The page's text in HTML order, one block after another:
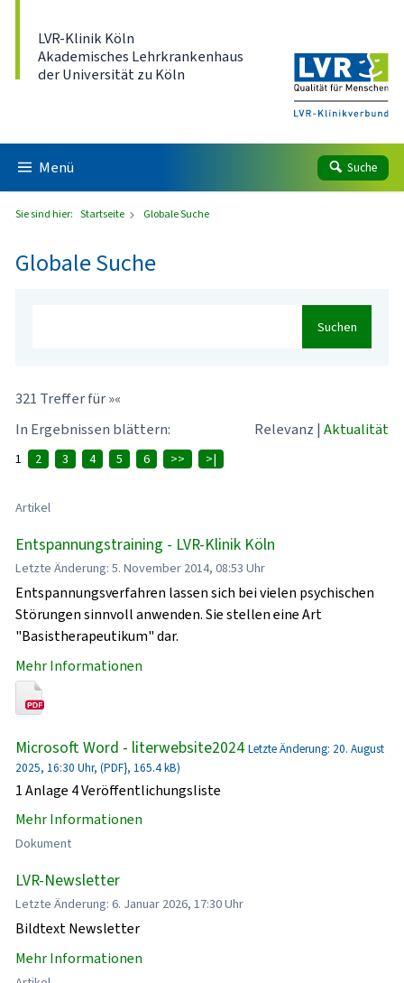
LVR-Klinik Köln
Akademisches Lehrkrankenhaus
der Universität zu Köln
Menü Suche
Sie sind hier: Startseite Globale Suche
Globale Suche
Suchen
321 Treffer für »«
In Ergebnissen blättern:
Relevanz | Aktualität
1 2 3 4 5 6 >> >|
Artikel
Entspannungstraining - LVR-Klinik Köln
Letzte Änderung: 5. November 2014, 08:53 Uhr
Entspannungsverfahren lassen sich bei vielen psychischen
Störungen sinnvoll anwenden. Sie stellen eine Art
"Basistherapeutikum" dar.
Mehr Informationen
Microsoft Word - literwebsite2024 Letzte Änderung: 20. August
2025, 16:30 Uhr, (PDF}, 165.4 kB)
1 Anlage 4 Veröffentlichungsliste
Mehr Informationen
Dokument
LVR-Newsletter
Letzte Änderung: 6. Januar 2026, 17:30 Uhr
Bildtext Newsletter
Mehr Informationen